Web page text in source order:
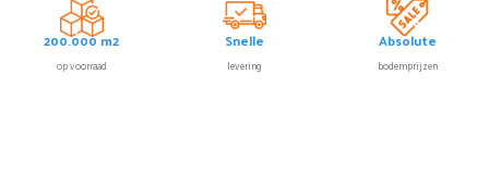
200.000 m2
op voorraad
Snelle
levering
Absolute
bodemprijzen